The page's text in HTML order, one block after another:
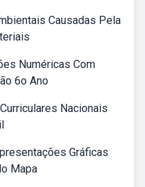
Causadas Pela
Numéricas Com
6o Ano
Nacionais
Gráficas
Mapa